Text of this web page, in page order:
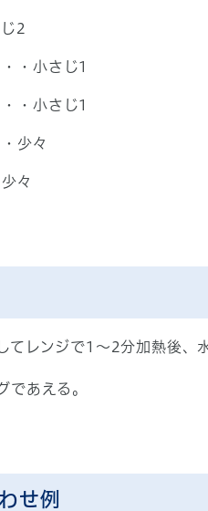
2
・小さじ1
・小さじ1
少々
々
てレンジで1～2分加熱後、
であえる。
せ例